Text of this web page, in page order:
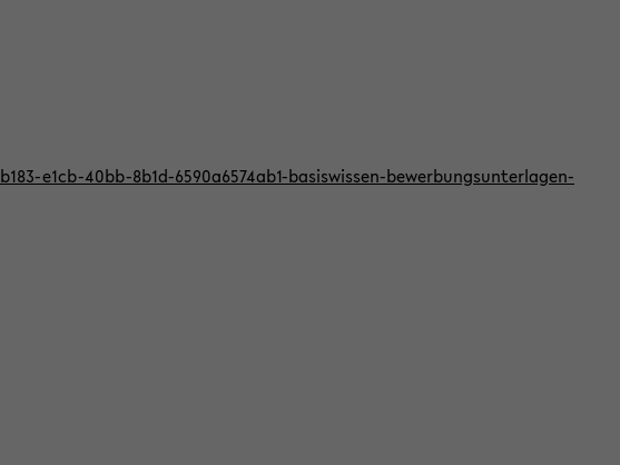
e1cb-40bb-8b1d-6590a6574ab1-basiswissen-bewerbungsunterlagen-